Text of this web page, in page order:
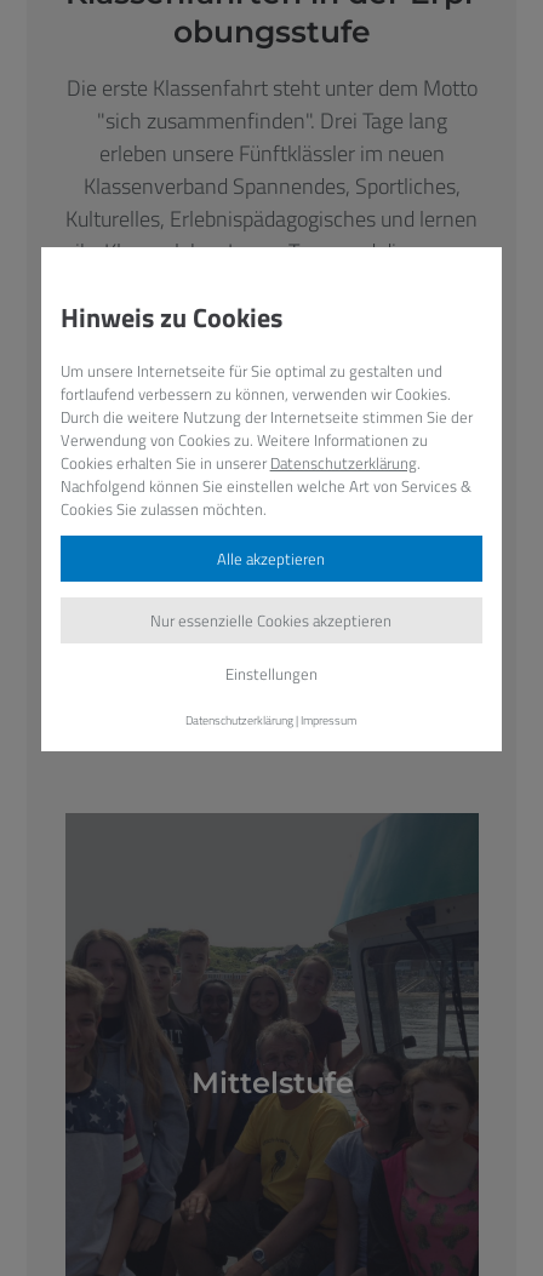
obungsstufe
Die erste Klassenfahrt steht unter dem Motto
"sich zusammenfinden". Drei Tage lang
erleben unsere Fünftklässler im neuen
Klassenverband Spannendes, Sportliches,
Kulturelles, Erlebnispädagogisches und lernen
ihr KlassenlehrerInnen-Team und die neuen
kennen.
Klassenfahrten in der Mitt
elstufe
In der neunten Klasse findet die zweite
Klassenfahrt für die Lise-Meitner-
Schülerinnen und -Schüler statt. Eine Woche
lang leben sie im Klassenverband zusammen
und lernen Kultur, Geschichte und Geographie
Schiffen, Fahrrädern oder in Klettergärten aus
und spielen, entspannen und entdecken.
Mittelstufe
Hinweis zu Cookies
Um unsere Internetseite für Sie optimal zu gestalten und
fortlaufend verbessern zu können, verwenden wir Cookies.
Durch die weitere Nutzung der Internetseite stimmen Sie der
Verwendung von Cookies zu. Weitere Informationen zu
Cookies erhalten Sie in unserer Datenschutzerklärung.
Nachfolgend können Sie einstellen welche Art von Services &
Cookies Sie zulassen möchten.
Alle akzeptieren
Nur essenzielle Cookies akzeptieren
Einstellungen
Datenschutzerklärung|Impressum